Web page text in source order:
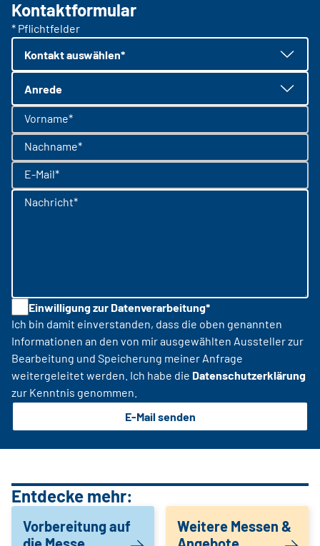
Kontaktformular
* Pflichtfelder
Kontakt auswählen*
Anrede
Vorname*
Nachname*
E-Mail*
Nachricht*
Einwilligung zur Datenverarbeitung*
Ich bin damit einverstanden, dass die oben genannten
Informationen an den von mir ausgewählten Aussteller zur
Bearbeitung und Speicherung meiner Anfrage
weitergeleitet werden. Ich habe die Datenschutzerklärung
zur Kenntnis genommen.
E-Mail senden
Entdecke mehr:
Vorbereitung auf
Weitere Messen &